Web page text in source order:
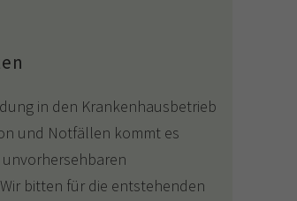
in den Krankenhausbetrieb
und Notfällen kommt es
bitten für die entstehenden